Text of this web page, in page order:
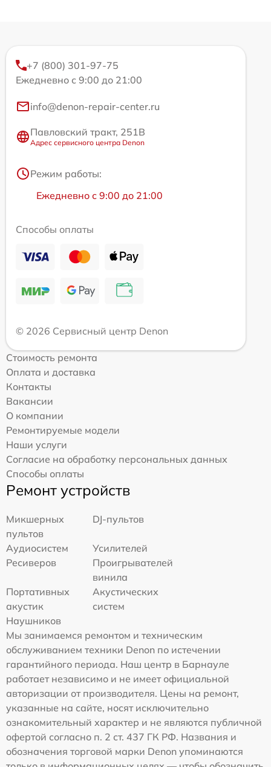
+7 (800) 301-97-75
Ежедневно с 9:00 до 21:00
info@denon-repair-center.ru
Павловский тракт, 251В
Адрес сервисного центра Denon
Режим работы:
Ежедневно с 9:00 до 21:00
Способы оплаты
© 2026 Сервисный центр Denon
Стоимость ремонта
Оплата и доставка
Контакты
Вакансии
О компании
Ремонтируемые модели
Наши услуги
Согласие на обработку персональных данных
Способы оплаты
Ремонт устройств
Микшерных
пультов
DJ-пультов
Аудиосистем
Усилителей
Ресиверов
Проигрывателей
винила
Портативных
акустик
Акустических
систем
Наушников
Мы занимаемся ремонтом и техническим
обслуживанием техники Denon по истечении
гарантийного периода. Наш центр в Барнауле
работает независимо и не имеет официальной
авторизации от производителя. Цены на ремонт,
указанные на сайте, носят исключительно
ознакомительный характер и не являются публичной
офертой согласно п. 2 ст. 437 ГК РФ. Названия и
обозначения торговой марки Denon упоминаются